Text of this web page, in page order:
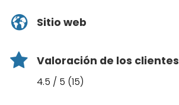
Sitio web
Valoración de los clientes
4.5 / 5 (15)